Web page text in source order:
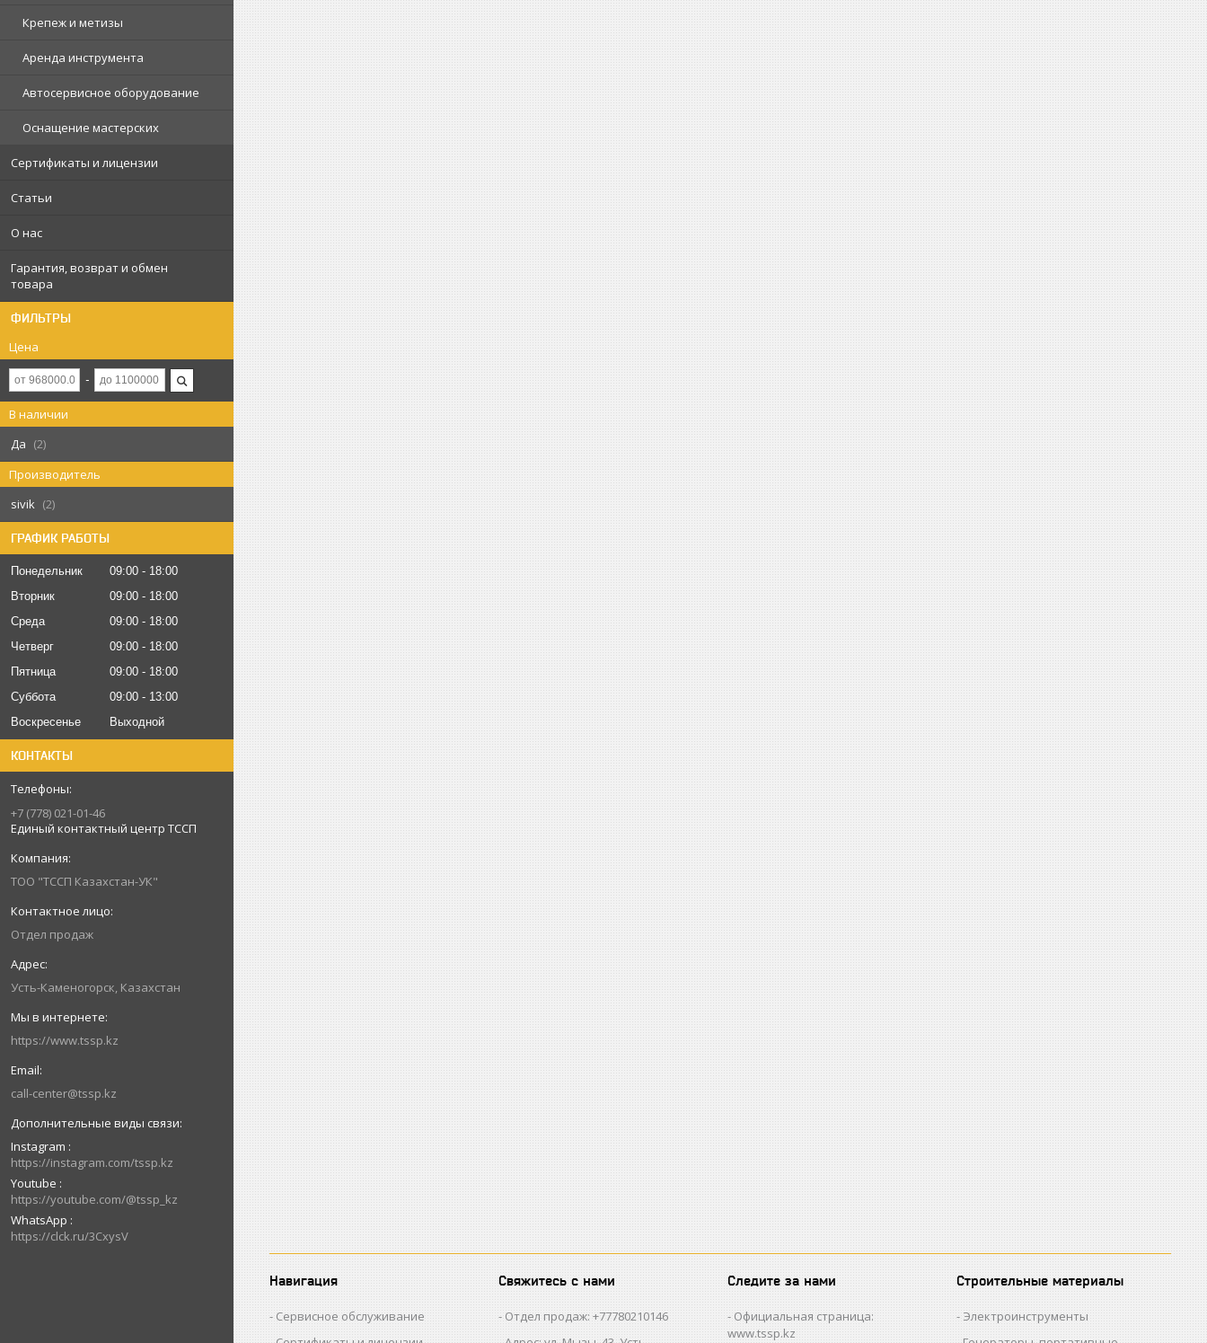
Крепеж и метизы
Аренда инструмента
Автосервисное оборудование
Оснащение мастерских
Сертификаты и лицензии
Статьи
О нас
Гарантия, возврат и обмен
товара
ФИЛЬТРЫ
Цена
В наличии
Да
2
Производитель
sivik
2
ГРАФИК РАБОТЫ
Понедельник 09:00
18:00
Вторник
09:00
18:00
Среда
09:00
18:00
Четверг
09:00
18:00
Пятница
09:00
18:00
Суббота
09:00
13:00
Воскресенье
Выходной
КОНТАКТЫ
+7 (778) 021-01-46
Единый контактный центр ТССП
ТОО "ТССП Казахстан-УК"
Отдел продаж
Усть-Каменогорск, Казахстан
https://www.tssp.kz
call-center@tssp.kz
Instagram
https://instagram.com/tssp.kz
Youtube
https://youtube.com/@tssp_kz
WhatsApp
https://clck.ru/3CxysV
Навигация
Сервисное обслуживание
Свяжитесь с нами
Отдел продаж: +77780210146
Следите за нами
Официальная страница:
www.tssp.kz
Строительные материалы
Электроинструменты